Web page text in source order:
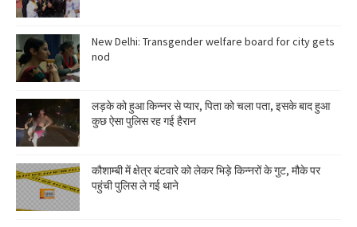
New Delhi: Transgender welfare board for city gets
nod
लड़के को हुआ किन्नर से प्यार, पिता को चला पता, इसके बाद हुआ
कुछ ऐसा पुलिस रह गई हैरान
कौशाम्बी में क्षेत्र बंटवारे को लेकर भिड़े किन्नरों के गुट, मौके पर
पहुंची पुलिस ले गई थाने